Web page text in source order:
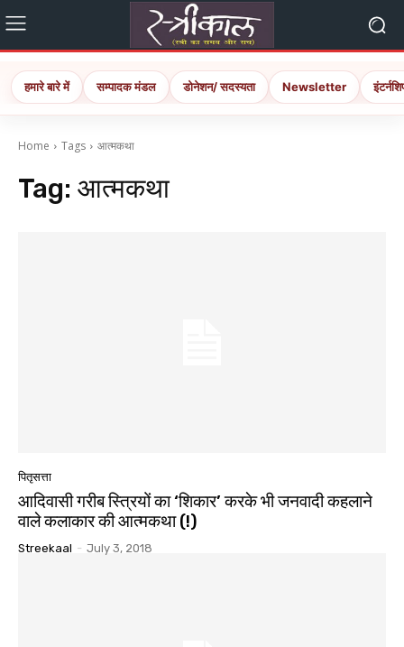
हमारे बारे में सम्पादक मंडल डोनेशन/ सदस्यता Newsletter
Home Tags आत्मकथा
Tag: आत्मकथा
पितृसत्ता
आदिवासी गरीब स्त्रियों का ‘शिकार’ करके भी जनवादी कहलाने
वाले कलाकार की आत्मकथा (!)
Streekaal - July 3, 2018